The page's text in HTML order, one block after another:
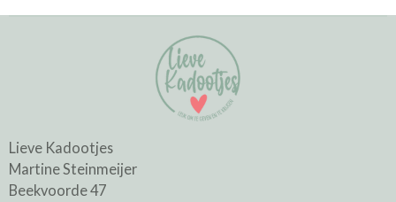
Lieve Kadootjes
Martine Steinmeijer
Beekvoorde 47